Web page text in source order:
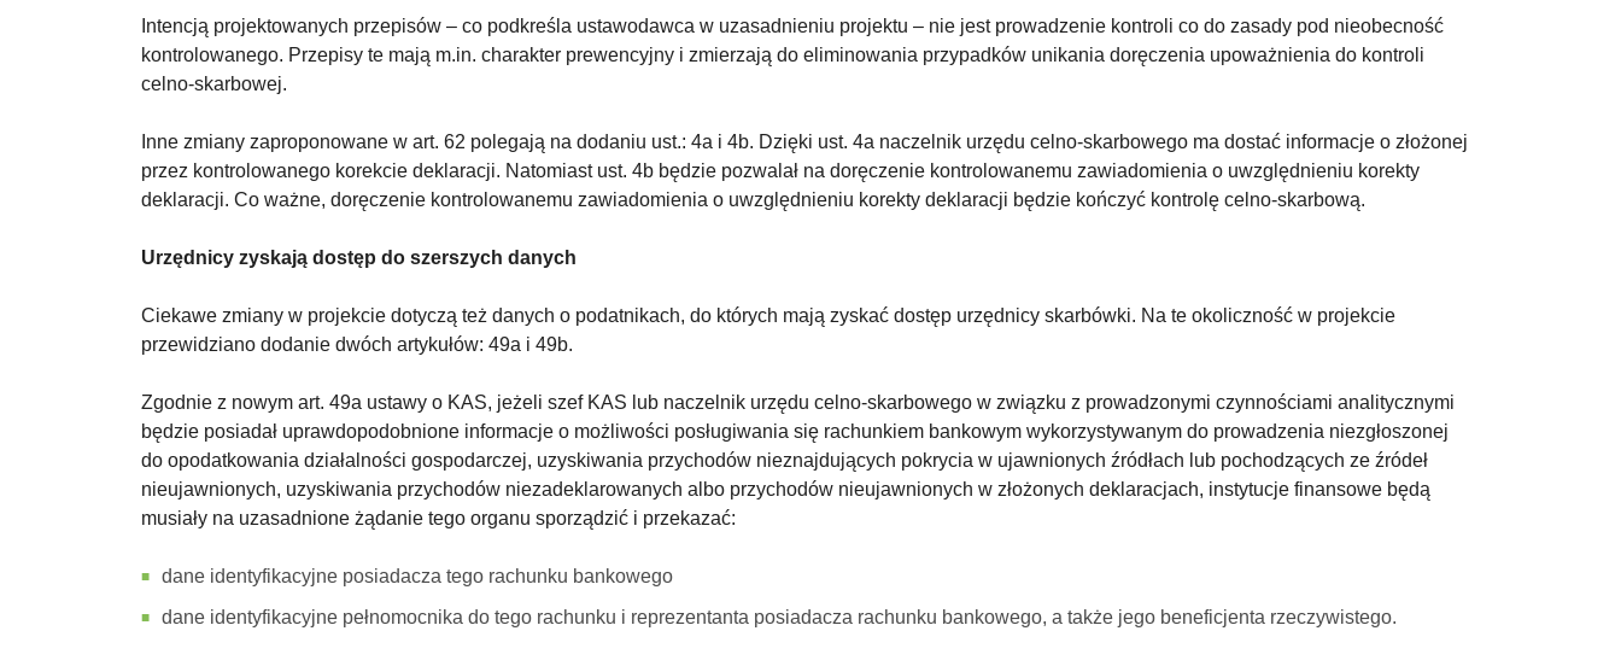
Intencją projektowanych przepisów – co podkreśla ustawodawca w uzasadnieniu projektu – nie jest prowadzenie kontroli co do zasady pod nieobecność
kontrolowanego. Przepisy te mają m.in. charakter prewencyjny i zmierzają do eliminowania przypadków unikania doręczenia upoważnienia do kontroli
celno-skarbowej.
Inne zmiany zaproponowane w art. 62 polegają na dodaniu ust.: 4a i 4b. Dzięki ust. 4a naczelnik urzędu celno-skarbowego ma dostać informacje o złożonej
przez kontrolowanego korekcie deklaracji. Natomiast ust. 4b będzie pozwalał na doręczenie kontrolowanemu zawiadomienia o uwzględnieniu korekty
deklaracji. Co ważne, doręczenie kontrolowanemu zawiadomienia o uwzględnieniu korekty deklaracji będzie kończyć kontrolę celno-skarbową.
Urzędnicy zyskają dostęp do szerszych danych
Ciekawe zmiany w projekcie dotyczą też danych o podatnikach, do których mają zyskać dostęp urzędnicy skarbówki. Na te okoliczność w projekcie
przewidziano dodanie dwóch artykułów: 49a i 49b.
Zgodnie z nowym art. 49a ustawy o KAS, jeżeli szef KAS lub naczelnik urzędu celno-skarbowego w związku z prowadzonymi czynnościami analitycznymi
będzie posiadał uprawdopodobnione informacje o możliwości posługiwania się rachunkiem bankowym wykorzystywanym do prowadzenia niezgłoszonej
do opodatkowania działalności gospodarczej, uzyskiwania przychodów nieznajdujących pokrycia w ujawnionych źródłach lub pochodzących ze źródeł
nieujawnionych, uzyskiwania przychodów niezadeklarowanych albo przychodów nieujawnionych w złożonych deklaracjach, instytucje finansowe będą
musiały na uzasadnione żądanie tego organu sporządzić i przekazać:
dane identyfikacyjne posiadacza tego rachunku bankowego
dane identyfikacyjne pełnomocnika do tego rachunku i reprezentanta posiadacza rachunku bankowego, a także jego beneficjenta rzeczywistego.